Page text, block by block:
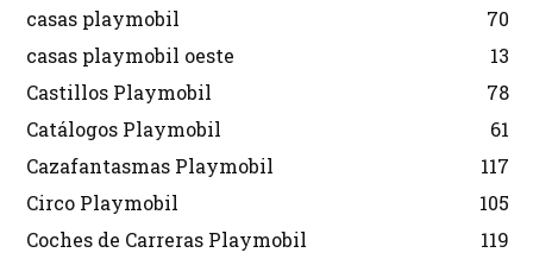
casas playmobil
70
casas playmobil oeste
13
Castillos Playmobil
78
Catálogos Playmobil
61
Cazafantasmas Playmobil
117
Circo Playmobil
105
Coches de Carreras Playmobil
119